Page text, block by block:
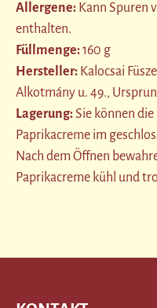
Allergene: Kann Spuren
enthalten.
Füllmenge:160 g
Hersteller: Kalocsai
Alkotmány u. 49.,
Lagerung:Sie können
Paprikacreme im
Nach dem Öffnen
Paprikacreme kühl und